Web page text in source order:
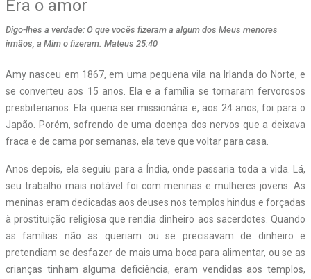
Era o amor
Digo-lhes a verdade: O que vocês fizeram a algum dos Meus menores
irmãos, a Mim o fizeram. Mateus 25:40
Amy nasceu em 1867, em uma pequena vila na Irlanda do Norte, e
se converteu aos 15 anos. Ela e a família se tornaram fervorosos
presbiterianos. Ela queria ser missionária e, aos 24 anos, foi para o
Japão. Porém, sofrendo de uma doença dos nervos que a deixava
fraca e de cama por semanas, ela teve que voltar para casa.
Anos depois, ela seguiu para a Índia, onde passaria toda a vida. Lá,
seu trabalho mais notável foi com meninas e mulheres jovens. As
meninas eram dedicadas aos deuses nos templos hindus e forçadas
à prostituição religiosa que rendia dinheiro aos sacerdotes. Quando
as famílias não as queriam ou se precisavam de dinheiro e
pretendiam se desfazer de mais uma boca para alimentar, ou se as
crianças tinham alguma deficiência, eram vendidas aos templos,